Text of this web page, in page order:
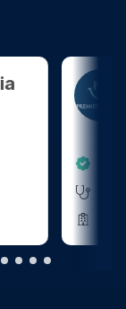
Điền
Đã xác minh
Nha khoa
Xem địa chỉ